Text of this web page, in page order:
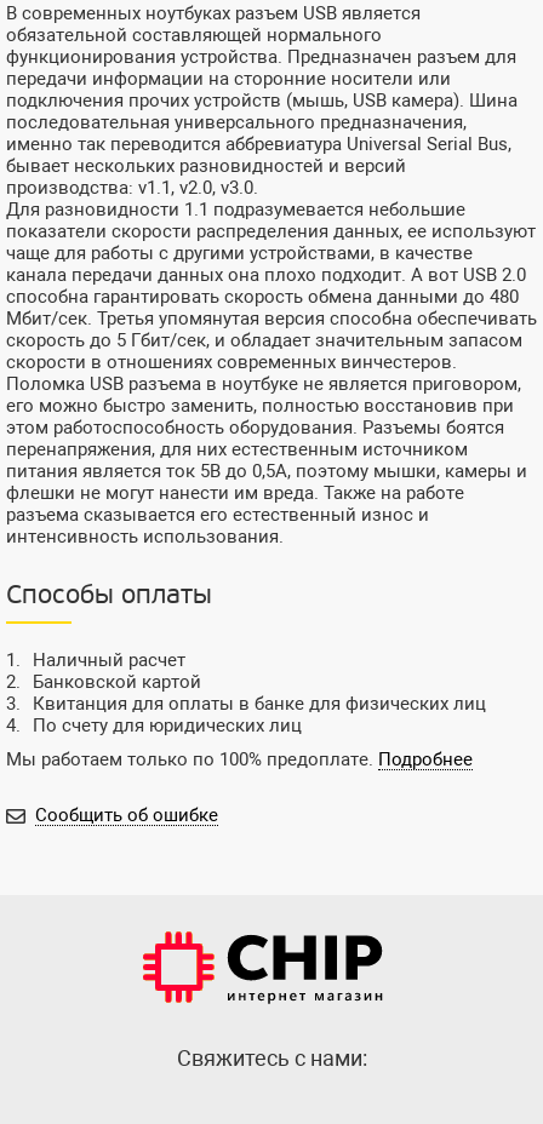
В современных ноутбуках разъем USB является
обязательной составляющей нормального
функционирования устройства. Предназначен разъем для
передачи информации на сторонние носители или
подключения прочих устройств (мышь, USB камера). Шина
последовательная универсального предназначения,
именно так переводится аббревиатура Universal Serial Bus,
бывает нескольких разновидностей и версий
производства: v1.1, v2.0, v3.0.
Для разновидности 1.1 подразумевается небольшие
показатели скорости распределения данных, ее используют
чаще для работы с другими устройствами, в качестве
канала передачи данных она плохо подходит. А вот USB 2.0
способна гарантировать скорость обмена данными до 480
Мбит/сек. Третья упомянутая версия способна обеспечивать
скорость до 5 Гбит/сек, и обладает значительным запасом
скорости в отношениях современных винчестеров.
Поломка USB разъема в ноутбуке не является приговором,
его можно быстро заменить, полностью восстановив при
этом работоспособность оборудования. Разъемы боятся
перенапряжения, для них естественным источником
питания является ток 5В до 0,5А, поэтому мышки, камеры и
флешки не могут нанести им вреда. Также на работе
разъема сказывается его естественный износ и
интенсивность использования.
Способы оплаты
Наличный расчет
Банковской картой
Квитанция для оплаты в банке для физических лиц
По счету для юридических лиц
Мы работаем только по 100% предоплате. Подробнее
Сообщить об ошибке
Cвяжитесь с нами: